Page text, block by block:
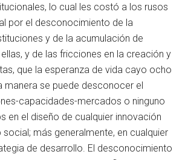
lo cual les costó a los rusos
por el desconocimiento de la
y de la acumulación de
y de las fricciones en la creación y
que la esperanza de vida cayo ocho
manera se puede desconocer el
capacidades-mercados o ninguno
en el diseño de cualquier innovación
más generalmente, en cualquier
de desarrollo. El desconocimiento